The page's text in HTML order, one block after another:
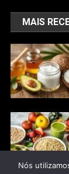
MAIS
Nós